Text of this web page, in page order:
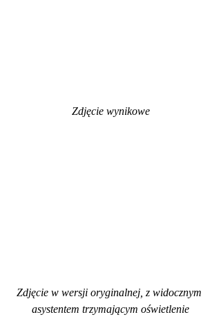
Zdjęcie wynikowe
Zdjęcie w wersji oryginalnej, z widocznym
asystentem trzymającym oświetlenie